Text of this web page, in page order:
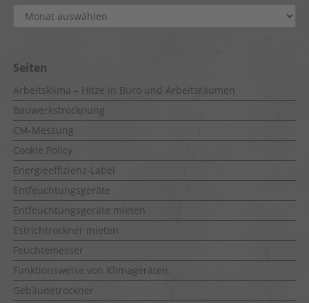
Archiv
Seiten
Arbeitsklima – Hitze in Büro und Arbeitsräumen
Bauwerkstrocknung
CM-Messung
Cookie Policy
Energieeffizienz-Label
Entfeuchtungsgeräte
Entfeuchtungsgeräte mieten
Estrichtrockner mieten
Feuchtemesser
Funktionsweise von Klimageräten
Gebäudetrockner